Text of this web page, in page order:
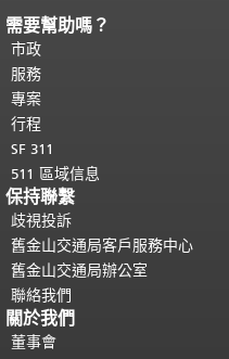
頁面內容結束。
都會重複顯示。
需要幫助嗎？
市政
服務
專案
行程
SF 311
511 區域信息
保持聯繫
歧視投訴
舊金山交通局客戶服務中心
舊金山交通局辦公室
聯絡我們
關於我們
董事會